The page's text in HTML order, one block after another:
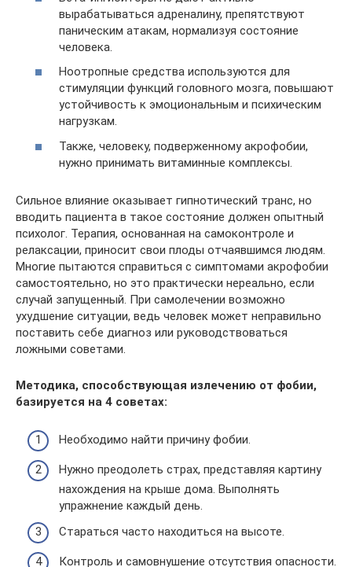
вырабатываться адреналину, препятствуют
паническим атакам, нормализуя состояние
человека.
Ноотропные средства используются для
стимуляции функций головного мозга, повышают
устойчивость к эмоциональным и психическим
нагрузкам.
Также, человеку, подверженному акрофобии,
нужно принимать витаминные комплексы.
Сильное влияние оказывает гипнотический транс, но
вводить пациента в такое состояние должен опытный
психолог. Терапия, основанная на самоконтроле и
релаксации, приносит свои плоды отчаявшимся людям.
Многие пытаются справиться с симптомами акрофобии
самостоятельно, но это практически нереально, если
случай запущенный. При самолечении возможно
ухудшение ситуации, ведь человек может неправильно
поставить себе диагноз или руководствоваться
ложными советами.
Методика, способствующая излечению от фобии,
базируется на 4 советах:
Необходимо найти причину фобии.
Нужно преодолеть страх, представляя картину
нахождения на крыше дома. Выполнять
упражнение каждый день.
Стараться часто находиться на высоте.
Контроль и самовнушение отсутствия опасности.